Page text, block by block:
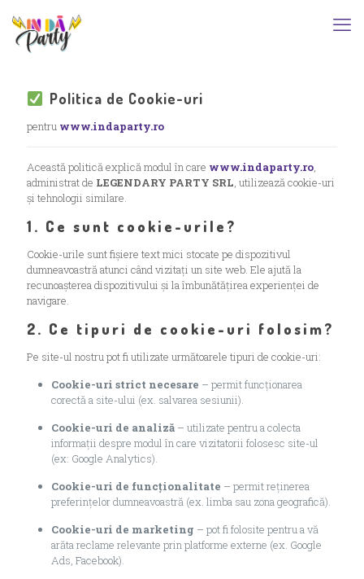
Politica de Cookie-uri
pentru www.indaparty.ro
Această politică explică modul în care www.indaparty.ro,
administrat de LEGENDARY PARTY SRL, utilizează cookie-uri
și tehnologii similare.
1. Ce sunt cookie-urile?
Cookie-urile sunt fișiere text mici stocate pe dispozitivul
dumneavoastră atunci când vizitați un site web. Ele ajută la
recunoașterea dispozitivului și la îmbunătățirea experienței de
navigare.
2. Ce tipuri de cookie-uri folosim?
Pe site-ul nostru pot fi utilizate următoarele tipuri de cookie-uri:
Cookie-uri strict necesare – permit funcționarea
corectă a site-ului (ex. salvarea sesiunii).
Cookie-uri de analiză – utilizate pentru a colecta
informații despre modul în care vizitatorii folosesc site-ul
(ex: Google Analytics).
Cookie-uri de funcționalitate – permit reținerea
preferințelor dumneavoastră (ex. limba sau zona geografică).
Cookie-uri de marketing – pot fi folosite pentru a vă
arăta reclame relevante prin platforme externe (ex. Google
Ads, Facebook).